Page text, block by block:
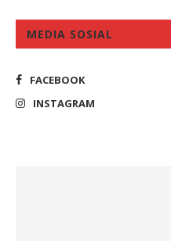
MEDIA SOSIAL
FACEBOOK
INSTAGRAM